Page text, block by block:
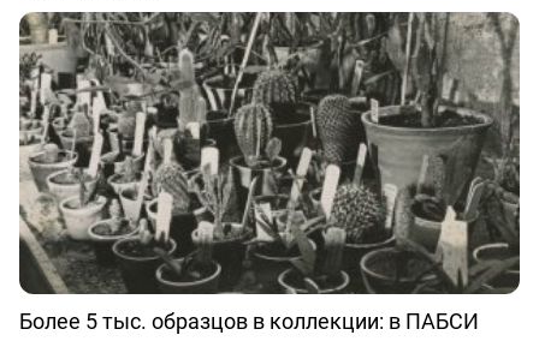
Более 5 тыс. образцов в коллекции: в ПАБСИ